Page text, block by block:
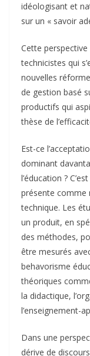
idéologisant et
sur un « savoir
Cette
technicistes qui
nouvelles
de gestion basé
productifs qui
thèse de
Est-ce
dominant
l’éducation ?
présente comme
technique. Les
un produit, en
des méthodes,
être mesurés
behavorisme
théoriques
la didactique,
l’enseignement-
Dans une
dérive de